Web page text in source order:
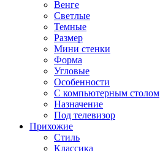
Венге
Светлые
Темные
Размер
Мини стенки
Форма
Угловые
Особенности
С компьютерным столом
Назначение
Под телевизор
Прихожие
Стиль
Классика